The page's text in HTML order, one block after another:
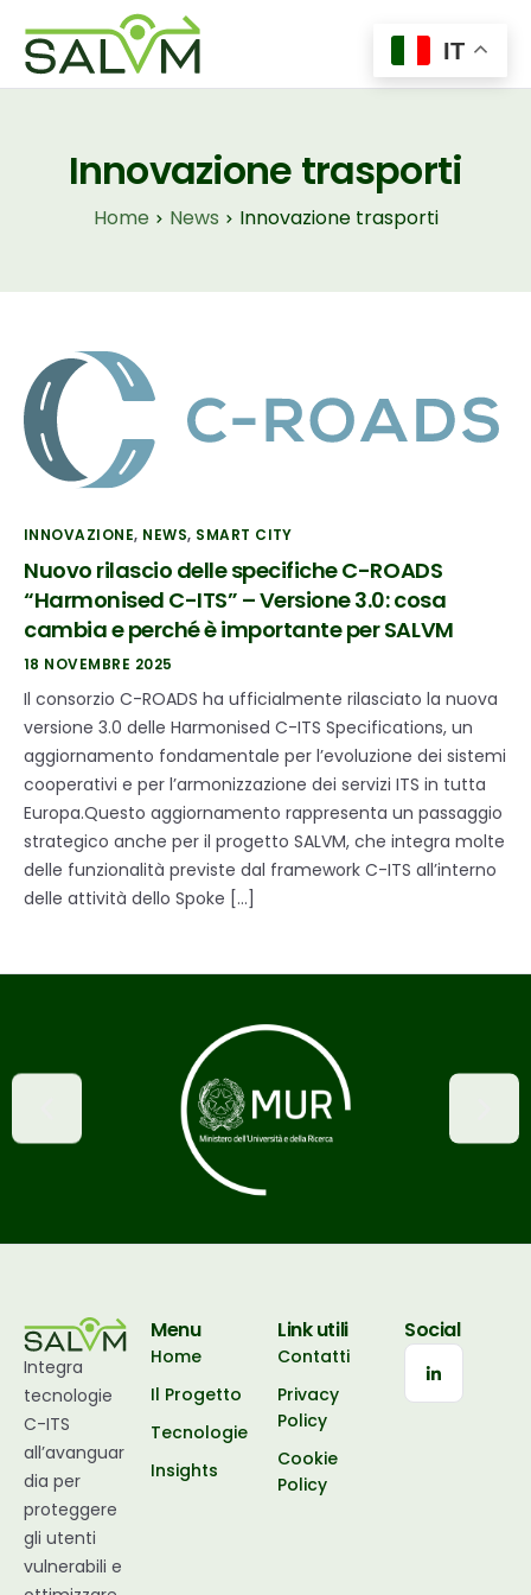
Home
Tecnologie
Insights
Innovazione trasporti
Home News Innovazione trasporti
INNOVAZIONE, NEWS, SMART CITY
Nuovo rilascio delle specifiche C-ROADS
“Harmonised C-ITS” – Versione 3.0: cosa
cambia e perché è importante per SALVM
18 NOVEMBRE 2025
Il consorzio C-ROADS ha ufficialmente rilasciato la nuova
versione 3.0 delle Harmonised C-ITS Specifications, un
aggiornamento fondamentale per l’evoluzione dei sistemi
cooperativi e per l’armonizzazione dei servizi ITS in tutta
Europa.Questo aggiornamento rappresenta un passaggio
strategico anche per il progetto SALVM, che integra molte
delle funzionalità previste dal framework C-ITS all’interno
delle attività dello Spoke […]
Integra
tecnologie
C-ITS
all’avanguar
dia per
proteggere
gli utenti
vulnerabili e
Menu
Home
Il Progetto
Tecnologie
Insights
Link utili
Contatti
Privacy
Policy
Cookie
Policy
Social
IT